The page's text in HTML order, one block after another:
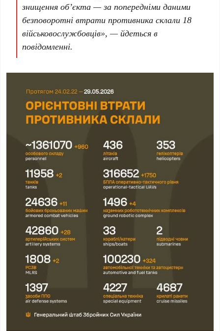
знищення об’єкта — за попередніми даними
безповоротні втрати противника склали18
військовослужбовців», — йдеться в
повідомленні.